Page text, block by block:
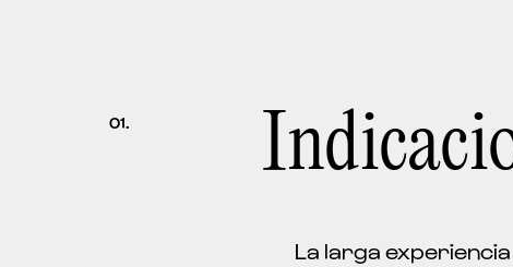
01.
La larga experiencia de Lidera en una gran variedad de